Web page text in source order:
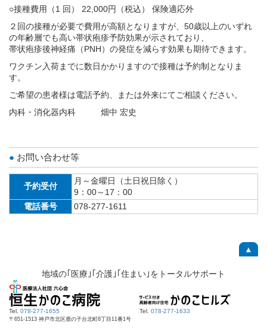
○接種費用（1 回） 22,000円（税込） 保険適応外
２回の接種が必要で費用が高額となりますが、50歳以上のいずれ
の年齢層でも高い帯状疱疹予防効果が示されており、
帯状疱疹後神経痛（PNH）の発症を減らす効果も期待できます。
ワクチン入荷までに数日かかりますので接種は予約制となりま
す。
ご希望の患者様は電話予約、または外来にてご相談ください。
内科・消化器内科 畑中 宏史
お問い合わせ等
予約受付
月～金曜日（土日祝日除く）
9：00～17：00
電話番号
078-277-1611
▲
地域の｢医療｣｢介護｣｢住まい｣をトータルサポート
Tel. 078-277-1655 Tel. 078-277-1633
〒651-1513 神戸市北区鹿の子台北町8丁目11番1号